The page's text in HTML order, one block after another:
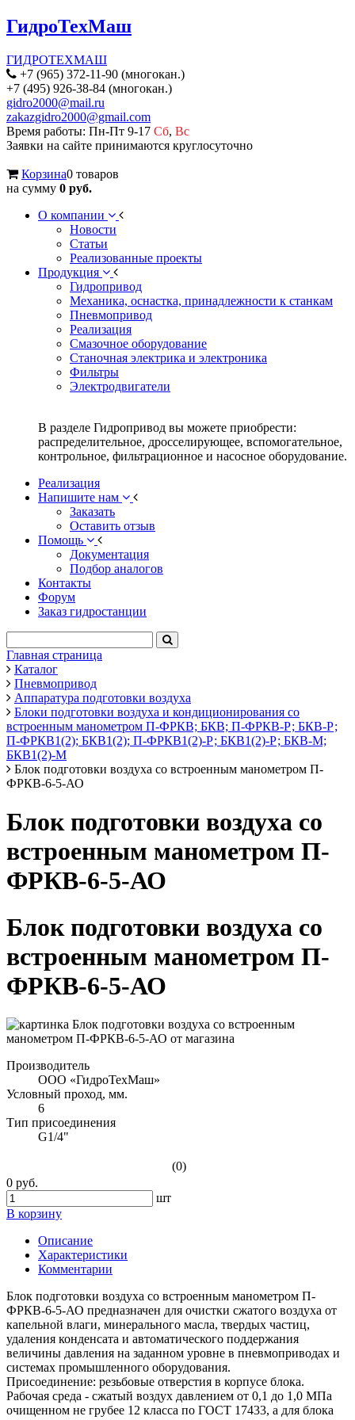
ГидроТехМаш
ГИДРОТЕХМАШ
+7 (965) 372-11-90 (многокан.)
+7 (495) 926-38-84 (многокан.)
gidro2000@mail.ru
zakazgidro2000@gmail.com
Время работы: Пн-Пт 9-17 Сб, Вс
Заявки на сайте принимаются круглосуточно
Корзина0 товаров
на сумму 0 руб.
О компании
Новости
Статьи
Реализованные проекты
Продукция
Гидропривод
Механика, оснастка, принадлежности к станкам
Пневмопривод
Реализация
Смазочное оборудование
Станочная электрика и электроника
Фильтры
Электродвигатели
В разделе Гидропривод вы можете приобрести:
распределительное, дросселирующее, вспомогательное,
контрольное, фильтрационное и насосное оборудование.
Реализация
Напишите нам
Заказать
Оставить отзыв
Помощь
Документация
Подбор аналогов
Контакты
Форум
Заказ гидростанции
Главная страница
Каталог
Пневмопривод
Аппаратура подготовки воздуха
Блоки подготовки воздуха и кондиционирования со
встроенным манометром П-ФРКВ; БКВ; П-ФРКВ-Р; БКВ-Р;
П-ФРКВ1(2); БКВ1(2); П-ФРКВ1(2)-Р; БКВ1(2)-Р; БКВ-М;
БКВ1(2)-М
Блок подготовки воздуха со встроенным манометром П-
ФРКВ-6-5-АО
Блок подготовки воздуха со
встроенным манометром П-
ФРКВ-6-5-АО
Блок подготовки воздуха со
встроенным манометром П-
ФРКВ-6-5-АО
Производитель
ООО «ГидроТехМаш»
Условный проход, мм.
6
Тип присоединения
G1/4"
(0)
0 руб.
шт
В корзину
Описание
Характеристики
Комментарии
Блок подготовки воздуха со встроенным манометром П-
ФРКВ-6-5-АО предназначен для очистки сжатого воздуха от
капельной влаги, минерального масла, твердых частиц,
удаления конденсата и автоматического поддержания
величины давления на заданном уровне в пневмоприводах и
системах промышленного оборудования.
Присоединение: резьбовые отверстия в корпусе блока.
Рабочая среда - сжатый воздух давлением от 0,1 до 1,0 МПа
очищенном не грубее 12 класса по ГОСТ 17433, а для блока